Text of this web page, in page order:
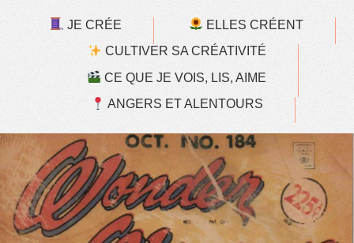
JE CRÉE
ELLES CRÉENT
CULTIVER SA CRÉATIVITÉ
CE QUE JE VOIS, LIS, AIME
ANGERS ET ALENTOURS